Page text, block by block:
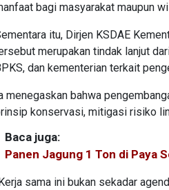
bagi masyarakat maupun
itu, Dirjen KSDAE
merupakan tindak lanjut
dan kementerian terkait
menegaskan bahwa
konservasi, mitigasi risiko
Baca juga:
Panen Jagung 1 Ton di Paya
sama ini bukan sekadar